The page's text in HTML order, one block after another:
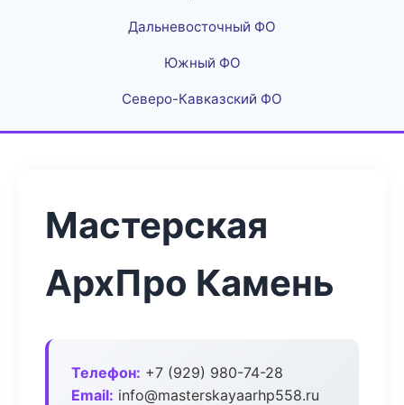
Дальневосточный ФО
Южный ФО
Северо-Кавказский ФО
Мастерская
АрхПро Камень
Телефон: +7 (929) 980-74-28
Email: info@masterskayaarhp558.ru